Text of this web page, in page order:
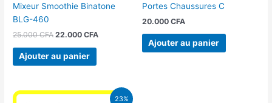
Mixeur Smoothie Binatone
BLG-460
25.000CFA 22.000CFA
Ajouter au panier
Portes Chaussures C
20.000 CFA
Ajouter au panier
23%
Le
Le